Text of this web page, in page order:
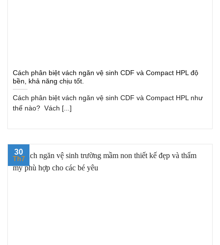
Cách phân biệt vách ngăn vệ sinh CDF và Compact HPL độ
bền, khả năng chịu tốt.
Cách phân biệt vách ngăn vệ sinh CDF và Compact HPL như
thế nào? Vách [...]
30
Th7